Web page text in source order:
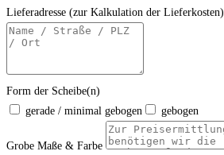
Lieferadresse (zur Kalkulation der Lieferkosten)
Form der Scheibe(n)
gerade / minimal gebogen
gebogen
Grobe Maße & Farbe